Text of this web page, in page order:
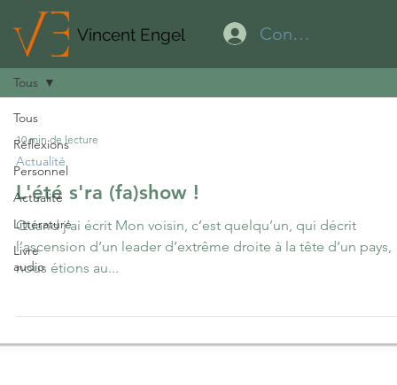
Connexion
Vincent Engel
Tous
Réflexions
Personnel
Actualité
Littérature
Livre
audio
Tous
10 min de lecture
Actualité
L'été s'ra (fa)show !
Quand j’ai écrit Mon voisin, c’est quelqu’un, qui décrit
l’ascension d’un leader d’extrême droite à la tête d’un pays,
nous étions au...